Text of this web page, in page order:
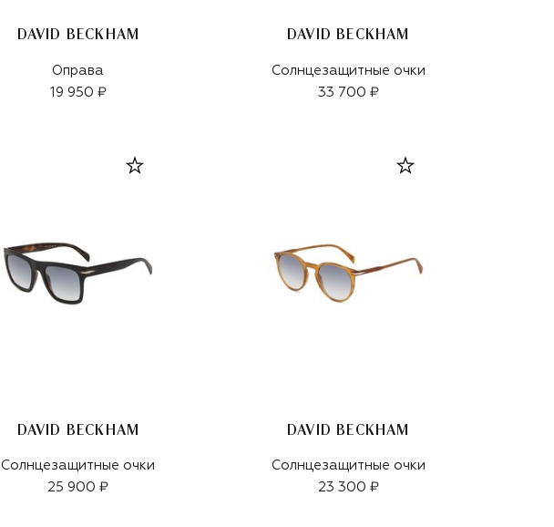
DAVID BECKHAM
Оправа
19 950 ₽
DAVID BECKHAM
Солнцезащитные очки
33 700 ₽
DAVID BECKHAM
Солнцезащитные очки
25 900 ₽
DAVID BECKHAM
Солнцезащитные очки
23 300 ₽